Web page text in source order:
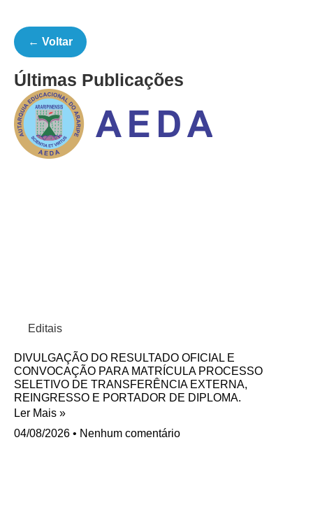
← Voltar
Últimas Publicações
Editais
DIVULGAÇÃO DO RESULTADO OFICIAL E
CONVOCAÇÃO PARA MATRÍCULA PROCESSO
SELETIVO DE TRANSFERÊNCIA EXTERNA,
REINGRESSO E PORTADOR DE DIPLOMA.
Ler Mais »
04/08/2026
Nenhum comentário